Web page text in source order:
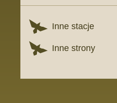
Inne stacje
Inne strony